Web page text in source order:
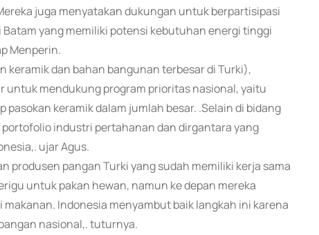
juga menyatakan dukungan untuk berpartisipasi
yang memiliki potensi kebutuhan energi tinggi
Menperin.
keramik dan bahan bangunan terbesar di Turki),
untuk mendukung program prioritas nasional, yaitu
keramik dalam jumlah besar. .Selain di bidang
industri pertahanan dan dirgantara yang
ujar Agus.
produsen pangan Turki yang sudah memiliki kerja sama
untuk pakan hewan, namun ke depan mereka
Indonesia menyambut baik langkah ini karena
nasional,. tuturnya.